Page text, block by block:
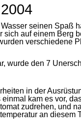
seinen
sich auf einem Berg
verschiedene
wurde den 7
in der
kam es vor,
zudrehen, und
an diesem